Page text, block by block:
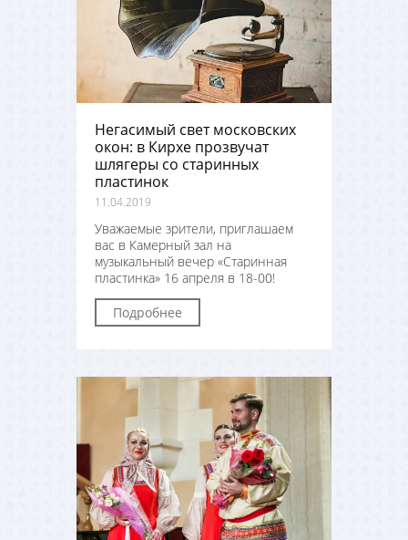
Негасимый свет московских
окон: в Кирхе прозвучат
шлягеры со старинных
пластинок
11.04.2019
Уважаемые зрители, приглашаем
вас в Камерный зал на
музыкальный вечер «Старинная
пластинка» 16 апреля в 18-00!
Подробнее